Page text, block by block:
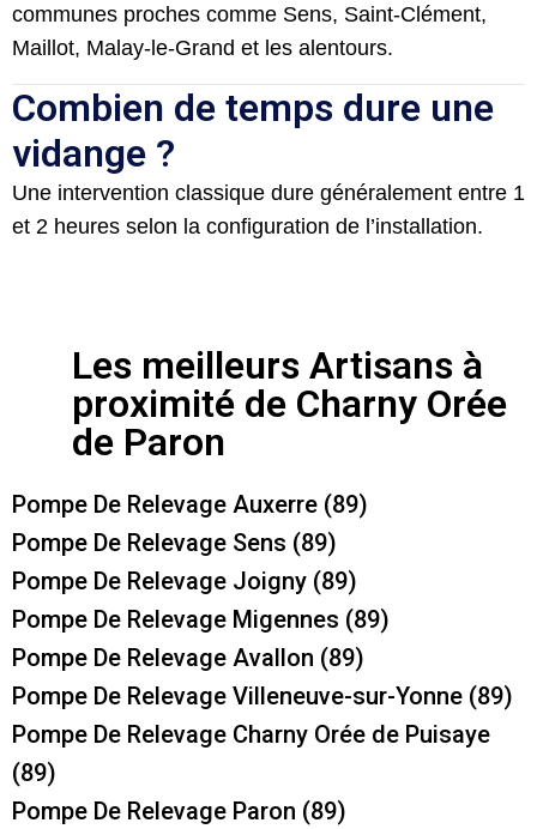
communes proches comme Sens, Saint-Clément,
Maillot, Malay-le-Grand et les alentours.
Combien de temps dure une
vidange ?
Une intervention classique dure généralement entre 1
et 2 heures selon la configuration de l’installation.
Les meilleurs Artisans à
proximité de Charny Orée
de Paron
Pompe De Relevage Auxerre (89)
Pompe De Relevage Sens (89)
Pompe De Relevage Joigny (89)
Pompe De Relevage Migennes (89)
Pompe De Relevage Avallon (89)
Pompe De Relevage Villeneuve-sur-Yonne (89)
Pompe De Relevage Charny Orée de Puisaye
(89)
Pompe De Relevage Paron (89)